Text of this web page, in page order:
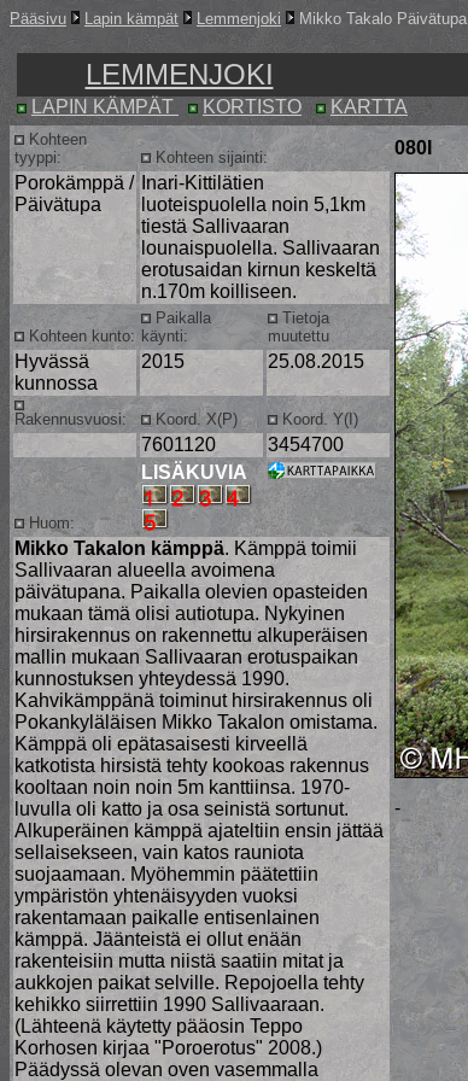
Pääsivu Lapin kämpät Lemmenjoki Mikko Takalo Päivätupa
LEMMENJOKI
LAPIN KÄMPÄT KORTISTO KARTTA
Kohteen
tyyppi:
Kohteen sijainti: 080I
Porokämppä /
Päivätupa
Inari-Kittilätien
luoteispuolella noin 5,1km
tiestä Sallivaaran
lounaispuolella. Sallivaaran
erotusaidan kirnun keskeltä
n.170m koilliseen.
-
Kohteen kunto:
Paikalla
käynti:
Tietoja
muutettu
Hyvässä
kunnossa
2015 25.08.2015
Rakennusvuosi: Koord. X(P) Koord. Y(I)
7601120 3454700
Huom:
LISÄKUVIA
Mikko Takalon kämppä. Kämppä toimii
Sallivaaran alueella avoimena
päivätupana. Paikalla olevien opasteiden
mukaan tämä olisi autiotupa. Nykyinen
hirsirakennus on rakennettu alkuperäisen
mallin mukaan Sallivaaran erotuspaikan
kunnostuksen yhteydessä 1990.
Kahvikämppänä toiminut hirsirakennus oli
Pokankyläläisen Mikko Takalon omistama.
Kämppä oli epätasaisesti kirveellä
katkotista hirsistä tehty kookoas rakennus
kooltaan noin noin 5m kanttiinsa. 1970-
luvulla oli katto ja osa seinistä sortunut.
Alkuperäinen kämppä ajateltiin ensin jättää
sellaisekseen, vain katos rauniota
suojaamaan. Myöhemmin päätettiin
ympäristön yhtenäisyyden vuoksi
rakentamaan paikalle entisenlainen
kämppä. Jäänteistä ei ollut enään
rakenteisiin mutta niistä saatiin mitat ja
aukkojen paikat selville. Repojoella tehty
kehikko siirrettiin 1990 Sallivaaraan.
(Lähteenä käytetty pääosin Teppo
Korhosen kirjaa "Poroerotus" 2008.)
Päädyssä olevan oven vasemmalla